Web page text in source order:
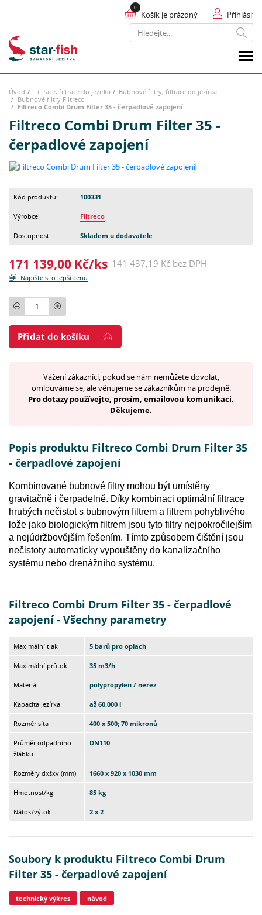
Hledat
Přihlásit
Košík je prázdný
Úvod Filtrace, filtrace do jezírka
Bubnové filtry, filtrace do jezírka
Bubnové filtry Filtreco
Filtreco Combi Drum Filter 35 - čerpadlové zapojení
Filtreco Combi Drum Filter 35 -
čerpadlové zapojení
Kód produktu: 100331
Výrobce: Filtreco
Dostupnost: Skladem u dodavatele
171 139,00 Kč/ks 141 437,19 Kč bez DPH
Napište si o lepší cenu
Počet
Přidat do košíku
Vážení zákazníci, pokud se nám nemůžete dovolat,
omlouváme se, ale věnujeme se zákazníkům na prodejně.
Pro dotazy používejte, prosím, emailovou komunikaci.
Děkujeme.
Popis produktu Filtreco Combi Drum Filter 35
- čerpadlové zapojení
Kombinované bubnové filtry mohou být umístěny
gravitačně i čerpadelně. Díky kombinaci optimální filtrace
hrubých nečistot s bubnovým filtrem a filtrem pohyblivého
lože jako biologickým filtrem jsou tyto filtry nejpokročilejším
a nejúdržbovějším řešením. Tímto způsobem čištění jsou
nečistoty automaticky vypouštěny do kanalizačního
systému nebo drenážního systému.
Filtreco Combi Drum Filter 35 - čerpadlové
zapojení - Všechny parametry
Maximální tlak 5 barů pro oplach
Maximální průtok 35 m3/h
Materiál polypropylen / nerez
Kapacita jezírka až 60.000 l
Rozměr síta 400 x 500; 70 mikronů
Průměr odpadního
žlábku
DN110
Rozměry dxšxv (mm) 1660 x 920 x 1030 mm
Hmotnost/kg 85 kg
Nátok/výtok 2 x 2
Soubory k produktu Filtreco Combi Drum
Filter 35 - čerpadlové zapojení
technický výkres návod